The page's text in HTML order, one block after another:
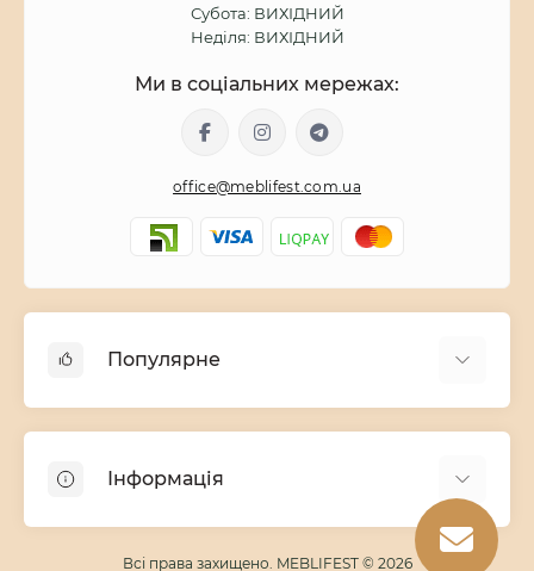
Субота: ВИХІДНИЙ
Неділя: ВИХІДНИЙ
Ми в соціальних мережах:
office@meblifest.com.ua
Популярне
Модульні меблі
Меблі для спальні
Інформація
Всі права захищено. MEBLIFEST © 2026